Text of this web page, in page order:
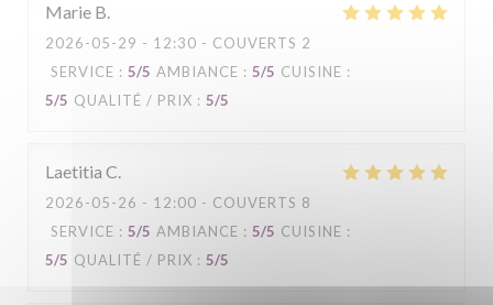
Marie B
2026-05-29 - 12:30 - COUVERTS 2
SERVICE : 5/5 AMBIANCE : 5/5 CUISINE :
5/5 QUALITÉ / PRIX : 5/5
Laetitia C
2026-05-26 - 12:00 - COUVERTS 8
SERVICE : 5/5 AMBIANCE : 5/5 CUISINE :
5/5 QUALITÉ / PRIX : 5/5